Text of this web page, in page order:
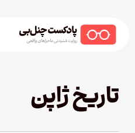
تاریخ ژاپن